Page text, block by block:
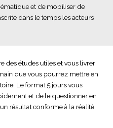
et de mobiliser de
dans le temps les acteurs
des études utiles et vous livrer
que vous pourrez mettre en
Le format 5 jours vous
et de le questionner en
résultat conforme à la réalité